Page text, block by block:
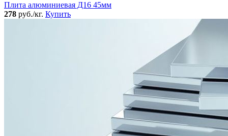
Плита алюминиевая Д16 45мм
278 руб./кг. Купить